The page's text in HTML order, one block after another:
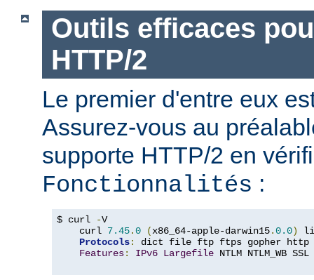
Outils efficaces
HTTP/2
Le premier d'entre eux
Assurez-vous au
supporte HTTP/2 en
Fonctionnalités :
$ curl -V
    curl
7.45.0 (x86_64-apple-darwin15.0.0)
Protocols:
dict file ftp ftps gopher http
Features: IPv6 Largefile NTLM NTLM_WB